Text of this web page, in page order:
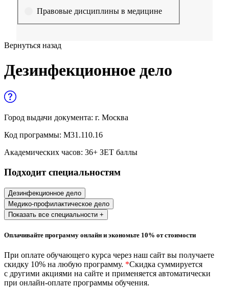
Правовые дисциплины в медицине
Управленческие дисциплины в
медицине
Образование и педагогические науки
Социология и социальная работа
и служащих
История и археология
Психологические науки
Техносферная безопасность и ОТ
Техносферная безопасность и
Вернуться назад
Дезинфекционное дело
Город выдачи документа: г. Москва
Код программы: М31.110.16
Академических часов: 36+ ЗЕТ баллы
Подходит специальностям
Дезинфекционное дело
Медико-профилактическое дело
Показать все специальности +
Оплачивайте программу онлайн и экономьте 10% от стоимости
При оплате обучающего курса через наш сайт вы получаете
скидку 10% на любую программу. *Скидка суммируется
с другими акциями на сайте и применяется автоматически
при онлайн-оплате программы обучения.